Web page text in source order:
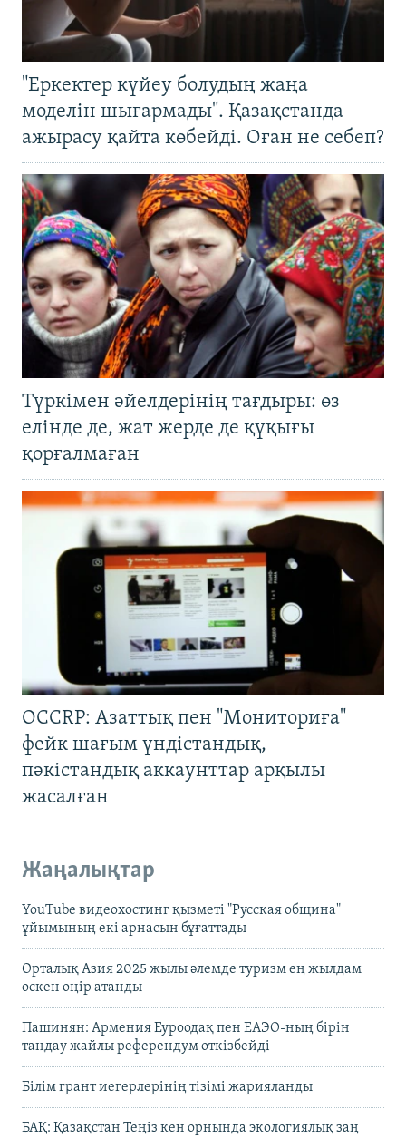
"Еркектер күйеу болудың жаңа
моделін шығармады". Қазақстанда
ажырасу қайта көбейді. Оған не себеп?
Түркімен әйелдерінің тағдыры: өз
елінде де, жат жерде де құқығы
қорғалмаған
OCCRP: Азаттық пен "Мониториға"
фейк шағым үндістандық,
пәкістандық аккаунттар арқылы
жасалған
Жаңалықтар
YouTube видеохостинг қызметі "Русская община"
ұйымының екі арнасын бұғаттады
Орталық Азия 2025 жылы әлемде туризм ең жылдам
өскен өңір атанды
Пашинян: Армения Еуроодақ пен ЕАЭО-ның бірін
таңдау жайлы референдум өткізбейді
Білім грант иегерлерінің тізімі жарияланды
БАҚ: Қазақстан Теңіз кен орнында экологиялық заң